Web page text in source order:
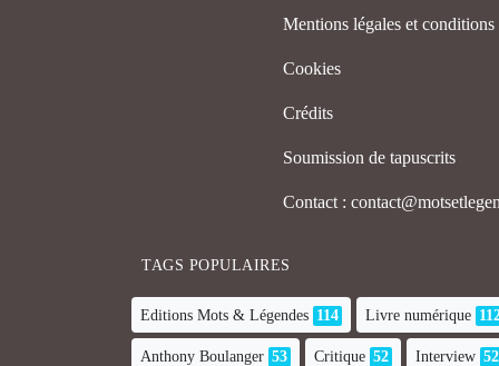
Mentions légales et
Cookies
Crédits
Soumission de tapuscrits
Contact :
TAGS POPULAIRES
Editions Mots & Légendes 114 Livre numérique
Anthony Boulanger 53 Critique 52 Interview 52